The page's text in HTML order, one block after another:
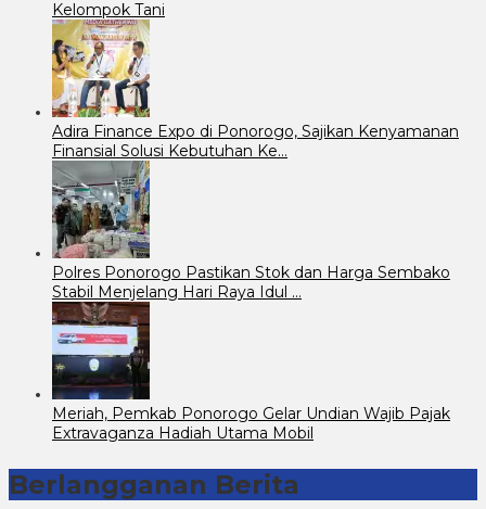
Kelompok Tani
Adira Finance Expo di Ponorogo, Sajikan Kenyamanan
Finansial Solusi Kebutuhan Ke…
Polres Ponorogo Pastikan Stok dan Harga Sembako
Stabil Menjelang Hari Raya Idul …
Meriah, Pemkab Ponorogo Gelar Undian Wajib Pajak
Extravaganza Hadiah Utama Mobil
Berlangganan Berita